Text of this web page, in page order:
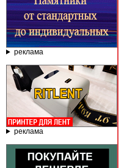
реклама
реклама